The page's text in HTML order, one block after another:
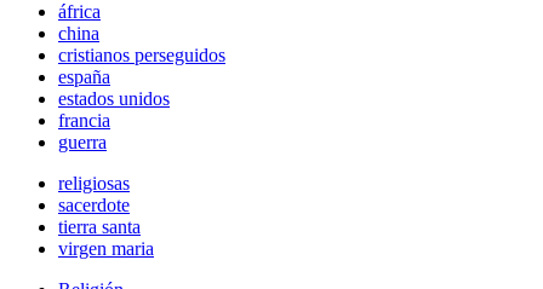
áfrica
china
cristianos perseguidos
españa
estados unidos
francia
guerra
religiosas
sacerdote
tierra santa
virgen maria